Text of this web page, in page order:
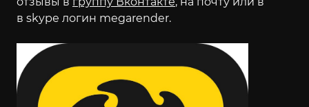
в skype логин megarender.